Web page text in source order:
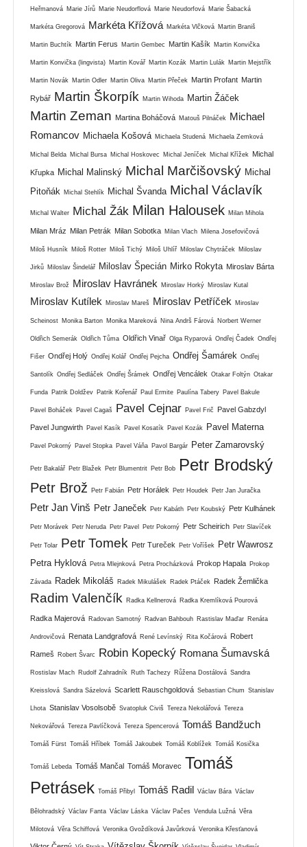
Heřmanová Marie Jírů Marie Neudorflová Marie Neudorfová Marie Šabacká
Markéta Gregorová Markéta Křížová Markéta Vlčková Martin Braniš
Martin Buchtík Martin Ferus Martin Gembec Martin Kašík Martin Konvička
Martin Konvička (lingvista) Martin Kovář Martin Kozák Martin Lulák Martin Mejstřík
Martin Novák Martin Odler Martin Oliva Martin Přeček Martin Profant Martin
Rybář Martin Škorpík Martin Wihoda Martin Žáček
Martin Zeman Martina Boháčová Matouš Pilnáček
Michael
Romancov Michaela Košová Michaela Studená Michaela Zemková
Michal Belda Michal Bursa Michal Hoskovec Michal Jeníček Michal Křížek Michal
Křupka Michal Malinský Michal Marčišovský Michal
Pitoňák
Michal Stehlík Michal Švanda Michal Václavík
Michal Walter Michal Žák Milan Halousek Milan Mihola
Milan Mráz Milan Petrák Milan Sobotka Milan Vlach Milena Josefovičová
Miloš Husník Miloš Rotter Miloš Tichý Miloš Uhlíř Miloslav Chytráček Miloslav
Jirků Miloslav Šindelář Miloslav Špecián Mirko Rokyta Miroslav Bárta
Miroslav Brož Miroslav Havránek Miroslav Horký Miroslav Kutal
Miroslav Kutílek Miroslav Mareš Miroslav Petříček Miroslav
Scheinost Monika Barton Monika Mareková Nina Andrš Fárová Norbert Werner
Oldřich Semerák Oldřich Tůma Oldřich Vinař Olga Ryparová Ondřej Čadek Ondřej
Fišer Ondřej Holý Ondřej Kolář Ondřej Pejcha Ondřej Šamárek Ondřej
Santolík Ondřej Sedláček Ondřej Šrámek Ondřej Vencálek Otakar Foltýn Otakar
Funda Patrik Doldžev Patrik Kořenář Paul Ermite Paulína Tabery Pavel Bakule
Pavel Boháček Pavel Cagaš Pavel Cejnar Pavel Frič Pavel Gabzdyl
Pavel Jungwirth Pavel Kasík Pavel Kosatík Pavel Kozák Pavel Materna
Pavel Pokorný Pavel Stopka Pavel Váňa Pavol Bargár Peter Zamarovský
Petr Bakalář Petr Blažek Petr Blumentrit Petr Bob Petr Brodský
Petr Brož Petr Fabián Petr Horálek Petr Houdek Petr Jan Juračka
Petr Jan Vinš Petr Janeček Petr Kabáth Petr Koubský Petr Kulhánek
Petr Morávek Petr Neruda Petr Pavel Petr Pokorný Petr Scheirich Petr Slavíček
Petr Tolar Petr Tomek Petr Tureček Petr Voříšek
Petr Wawrosz
Petra Hyklová Petra Mlejnková Petra Procházková Prokop Hapala Prokop
Závada Radek Mikoláš Radek Mikulášek Radek Ptáček Radek Žemlička
Radim Valenčík Radka Kellnerová Radka Kremlíková Pourová
Radka Majerová Radovan Samotný Radvan Bahbouh Rastislav Maďar Renáta
Androvičová Renata Landgrafová René Levínský Rita Kočárová Robert
Rameš Robert Švarc Robin Kopecký Romana Šumavská
Rostislav Mach Rudolf Zahradník Ruth Tachezy Růžena Dostálová Sandra
Kreisslová Sandra Sázelová Scarlett Rauschgoldová Sebastian Chum Stanislav
Lhota Stanislav Vosolsobě Svatopluk Civiš Tereza Nekolářová Tereza
Nekovářová Tereza Pavlíčková Tereza Spencerová Tomáš Bandžuch
Tomáš Fürst Tomáš Hříbek Tomáš Jakoubek Tomáš Koblížek Tomáš Kosička
Tomáš Lebeda Tomáš Mančal Tomáš Moravec Tomáš
Petrásek Tomáš Přibyl Tomáš Radil Václav Bára Václav
Bělohradský Václav Fanta Václav Láska Václav Pačes Vendula Lužná Věra
Milotová Věra Schiffová Veronika Gvoždíková Javůrková Veronika Křesťanová